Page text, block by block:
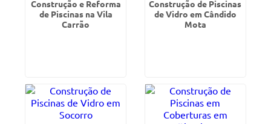
Construção e Reforma
de Piscinas na Vila
Carrão
Construção de Piscinas
de Vidro em Cândido
Mota